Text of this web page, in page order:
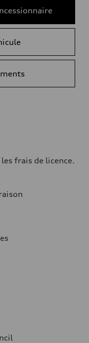
frais de licence.